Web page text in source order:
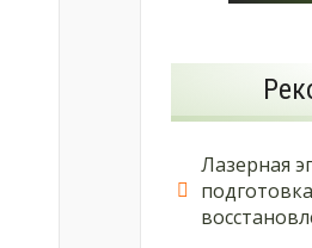
Лазерная